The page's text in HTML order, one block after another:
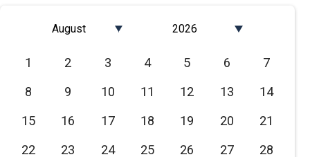
August
Март
Апрель
2026
2024
2023
1 2 3 4 5 6
7
8
9 10 11 12 13
14
15
16 17 18 19 20
21
22
23 24 25 26 27
28